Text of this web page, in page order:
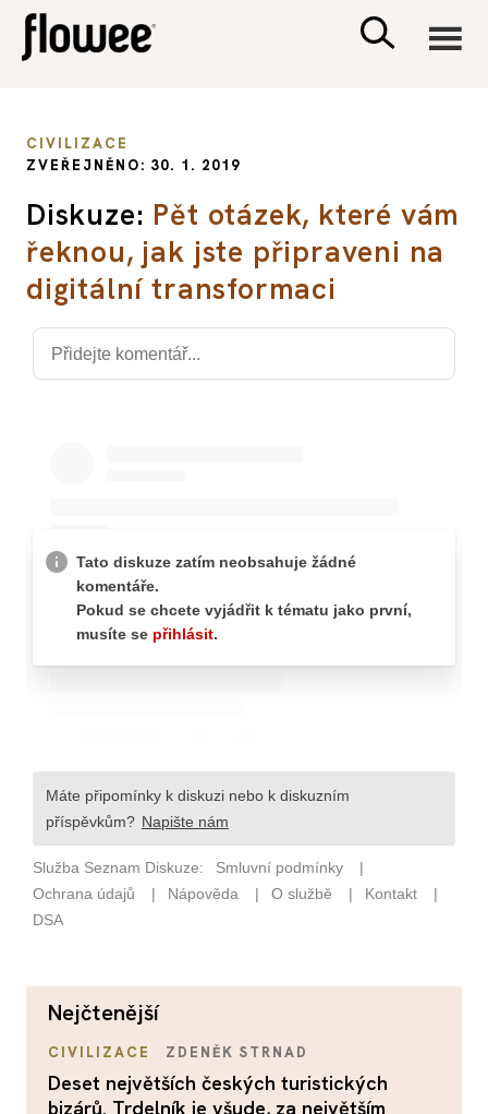
PSYCHOLOGIE
SEX A VZTAHY
CIVILIZACE
ZVEŘEJNĚNO: 30. 1. 2019
Diskuze: Pět otázek, které vám
řeknou, jak jste připraveni na
digitální transformaci
nejčtenější
CIVILIZACE ZDENĚK STRNAD
Deset největších českých turistických
bizárů. Trdelník je všude, za největším